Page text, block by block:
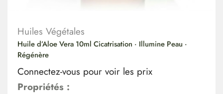
Huiles Végétales
Huile d’Aloe Vera 10ml Cicatrisation · Illumine Peau ·
Régénère
Connectez-vous pour voir les prix
Propriétés :